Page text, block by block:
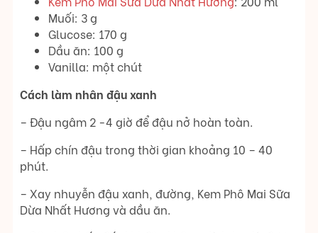
Muối: 3 g
Glucose: 170 g
Dầu ăn: 100 g
Vanilla: một chút
Cách làm nhân đậu xanh
– Đậu ngâm 2 -4 giờ để đậu nở hoàn toàn.
– Hấp chín đậu trong thời gian khoảng 10 – 40
phút.
– Xay nhuyễn đậu xanh, đường, Kem Phô Mai Sữa
Dừa Nhất Hương và dầu ăn.